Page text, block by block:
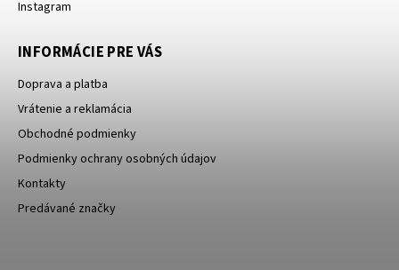
Instagram
INFORMÁCIE PRE VÁS
Doprava a platba
Vrátenie a reklamácia
Obchodné podmienky
Podmienky ochrany osobných údajov
Kontakty
Predávané značky